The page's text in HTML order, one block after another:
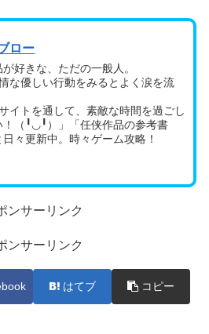
ロー
好きな、ただの一般人。
な優しい行動をみるとよく涙を流
イトを通して、素敵な時間を過ごし
！（╹◡╹）」「任侠作品の参考書
々更新中。時々ゲーム攻略！
ンサーリンク
ンサーリンク
はてブ コピー